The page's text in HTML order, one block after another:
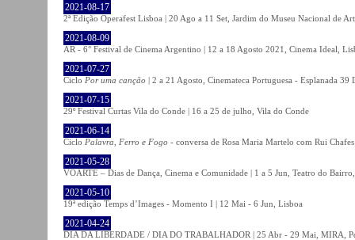
2021-08-17
2ª Edição Operafest Lisboa | 20 Ago a 11 Set, Jardim do Museu Nacional de
2021-08-09
AR - 6° Festival de Cinema Argentino | 12 a 18 Agosto 2021, Cinema Ideal,
2021-07-27
Ciclo Por uma canção | 2 a 21 Agosto, Cinemateca Portuguesa - Esplanada 39
2021-07-15
29º Festival Curtas Vila do Conde | 16 a 25 de julho, Vila do Conde
2021-06-14
Ciclo Palavra, Ferro e Fogo - conversa de Rosa Maria Martelo com Rui
2021-05-28
VOARTE – Dias de Dança, Cinema e Comunidade | 1 a 5 Jun, Teatro do
2021-05-10
19ª edição Temps d’Images - Momento I | 12 Mai - 6 Jun, Lisboa
2021-04-24
DIA DA LIBERDADE / DIA DO TRABALHADOR | 25 Abr - 29 Mai, MIRA,